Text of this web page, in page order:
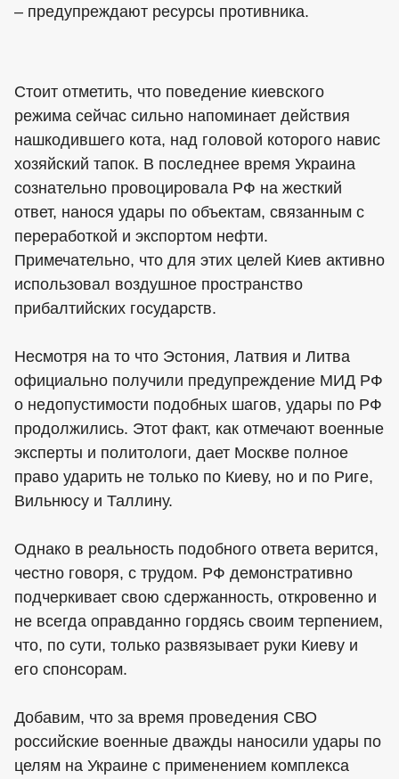
– предупреждают ресурсы противника.
Стоит отметить, что поведение киевского
режима сейчас сильно напоминает действия
нашкодившего кота, над головой которого навис
хозяйский тапок. В последнее время Украина
сознательно провоцировала РФ на жесткий
ответ, нанося удары по объектам, связанным с
переработкой и экспортом нефти.
Примечательно, что для этих целей Киев активно
использовал воздушное пространство
прибалтийских государств.
Несмотря на то что Эстония, Латвия и Литва
официально получили предупреждение МИД РФ
о недопустимости подобных шагов, удары по РФ
продолжились. Этот факт, как отмечают военные
эксперты и политологи, дает Москве полное
право ударить не только по Киеву, но и по Риге,
Вильнюсу и Таллину.
Однако в реальность подобного ответа верится,
честно говоря, с трудом. РФ демонстративно
подчеркивает свою сдержанность, откровенно и
не всегда оправданно гордясь своим терпением,
что, по сути, только развязывает руки Киеву и
его спонсорам.
Добавим, что за время проведения СВО
российские военные дважды наносили удары по
целям на Украине с применением комплекса